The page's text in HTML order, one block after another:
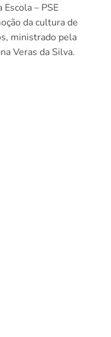
– PSE
da cultura de
ministrado pela
Veras da Silva.